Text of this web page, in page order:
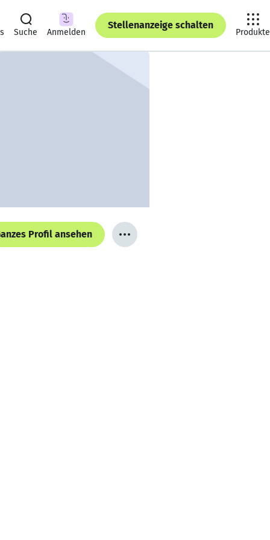
Suche Anmelden
Stellenanzeige schalten
Produkte
Profil ansehen